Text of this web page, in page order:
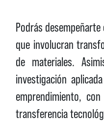
Podrás
que involucran
de materiales.
investigación
emprendimiento,
transferencia